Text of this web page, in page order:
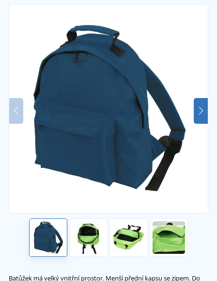
Batůžek má velký vnitřní prostor. Menší přední kapsu se zipem. Do